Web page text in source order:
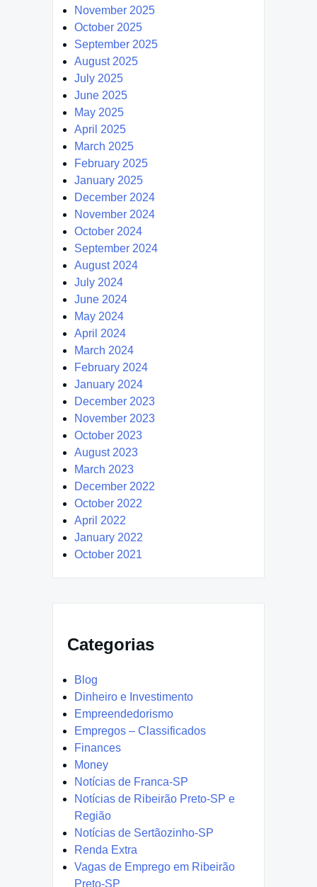
November 2025
October 2025
September 2025
August 2025
July 2025
June 2025
May 2025
April 2025
March 2025
February 2025
January 2025
December 2024
November 2024
October 2024
September 2024
August 2024
July 2024
June 2024
May 2024
April 2024
March 2024
February 2024
January 2024
December 2023
November 2023
October 2023
August 2023
March 2023
December 2022
October 2022
April 2022
January 2022
October 2021
Categorias
Blog
Dinheiro e Investimento
Empreendedorismo
Empregos – Classificados
Finances
Money
Notícias de Franca-SP
Notícias de Ribeirão Preto-SP e
Região
Notícias de Sertãozinho-SP
Renda Extra
Vagas de Emprego em Ribeirão
Preto-SP